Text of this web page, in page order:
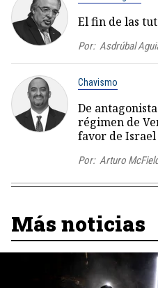
El fin de las
Por: Asdrúbal
Chavismo
De
régimen de
favor de Israel
Por: Arturo
Más noticias